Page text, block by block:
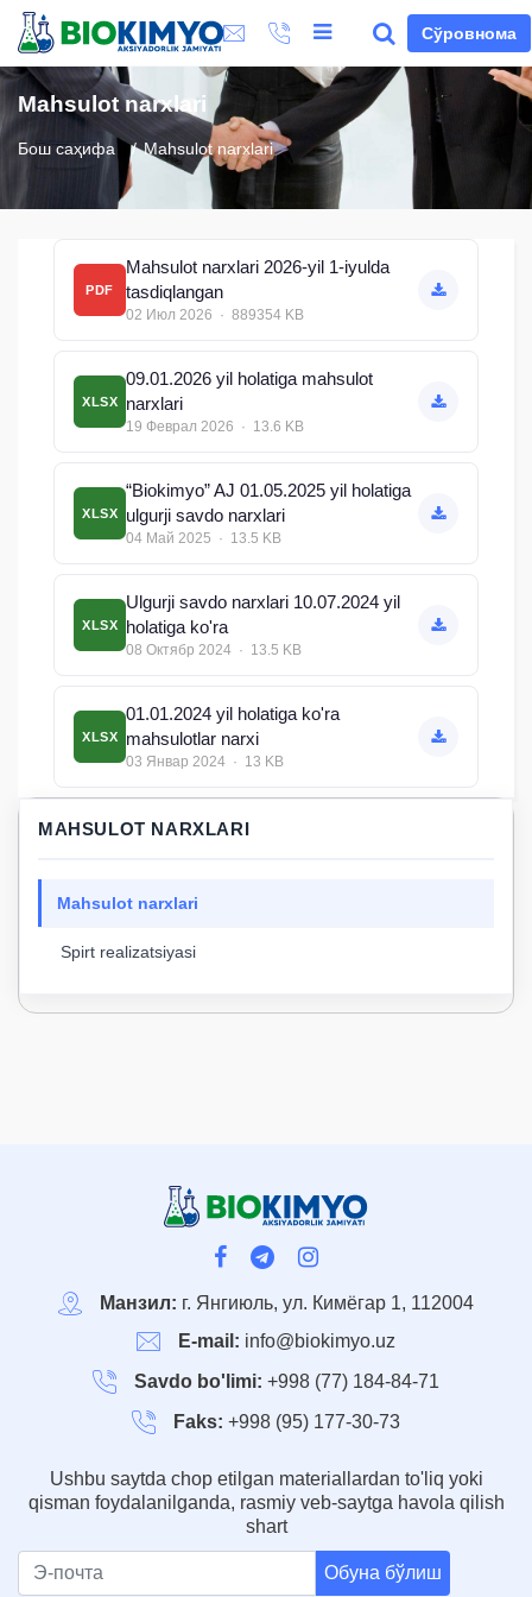
Сўровнома
Mahsulot narxlari
Бош саҳифа Mahsulot narxlari
PDF
Mahsulot narxlari 2026-yil 1-iyulda
tasdiqlangan
02 Июл 2026 · 889354 KB
XLSX
09.01.2026 yil holatiga mahsulot
narxlari
19 Феврал 2026 · 13.6 KB
XLSX
“Biokimyo” AJ 01.05.2025 yil holatiga
ulgurji savdo narxlari
04 Май 2025 · 13.5 KB
XLSX
Ulgurji savdo narxlari 10.07.2024 yil
holatiga ko'ra
08 Октябр 2024 · 13.5 KB
XLSX
01.01.2024 yil holatiga ko'ra
mahsulotlar narxi
03 Январ 2024 · 13 KB
MAHSULOT NARXLARI
Mahsulot narxlari
Spirt realizatsiyasi
Манзил: г. Янгиюль, ул. Кимёгар 1, 112004
E-mail: info@biokimyo.uz
Savdo bo'limi: +998 (77) 184-84-71
Faks: +998 (95) 177-30-73
Ushbu saytda chop etilgan materiallardan to'liq yoki
qisman foydalanilganda, rasmiy veb-saytga havola qilish
shart
Обуна бўлиш